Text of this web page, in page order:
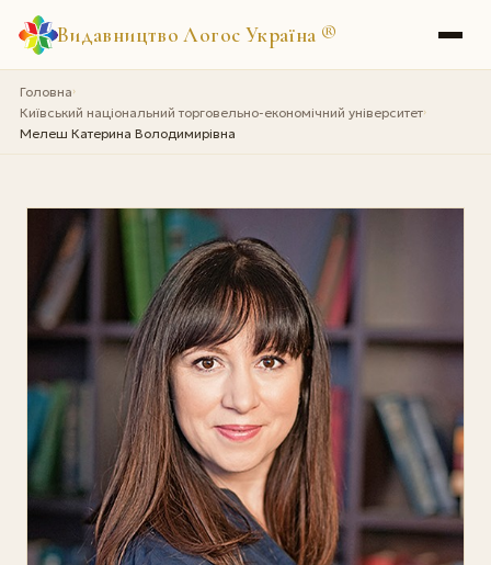
Видавництво Логос Україна ®
Головна›
Київський національний торговельно-економічний університет›
Мелеш Катерина Володимирівна